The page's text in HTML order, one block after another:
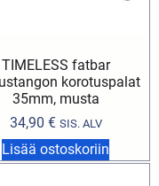
TIMELESS fatbar
korotuspalat
35mm, musta
34,90 € SIS. ALV
Lisää ostoskoriin